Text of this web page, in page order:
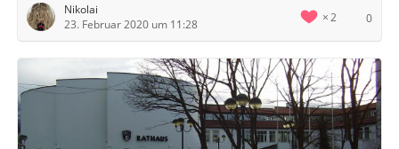
Nikolai
23. Februar 2020 um 11:28
2 0